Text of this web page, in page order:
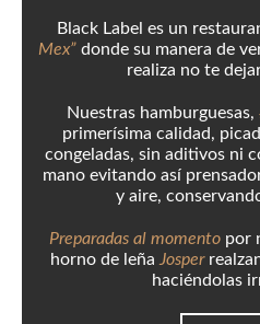
Black Label es un
Mex” donde su manera de
realiza no te
Nuestras hamburguesas,
primerísima calidad,
congeladas, sin aditivos ni
mano evitando así
y aire,
Preparadas al momento por
horno de leña Josper
haciéndolas